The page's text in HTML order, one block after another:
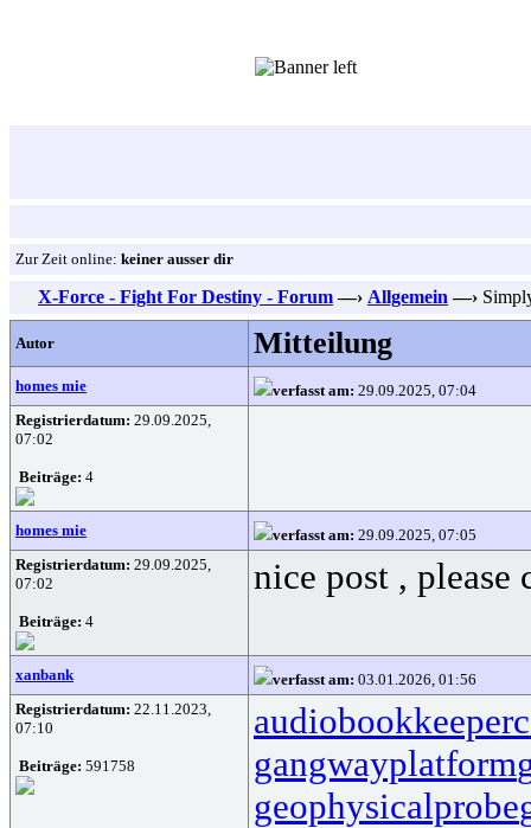
Zur Zeit online: keiner ausser dir
X-Force - Fight For Destiny - Forum —› Allgemein —›
Autor Mitteilung
homes mie verfasst am: 29.09.2025, 07:04
Registrierdatum: 29.09.2025,
07:02
Beiträge: 4
homes mie verfasst am: 29.09.2025, 07:05
Registrierdatum: 29.09.2025,
07:02
Beiträge: 4
nice post , please
xanbank verfasst am: 03.01.2026, 01:56
Registrierdatum: 22.11.2023,
07:10
Beiträge: 591758
audiobookkeeper
gangwayplatform
geophysicalprobe